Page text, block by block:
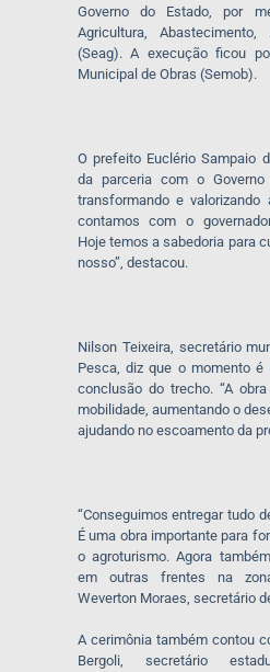
Governo do Estado, por
Agricultura,
(Seag). A execução ficou
Municipal de Obras (Semob).
O prefeito Euclério Sampaio
da parceria com o Governo
transformando e
contamos com o
Hoje temos a sabedoria para
nosso”, destacou.
Nilson Teixeira, secretário
Pesca, diz que o momento é
conclusão do trecho. “A
mobilidade, aumentando o
ajudando no escoamento da
“Conseguimos entregar tudo
É uma obra importante para
o agroturismo. Agora
em outras frentes na
Weverton Moraes, secretário
A cerimônia também contou
Bergoli, secretário